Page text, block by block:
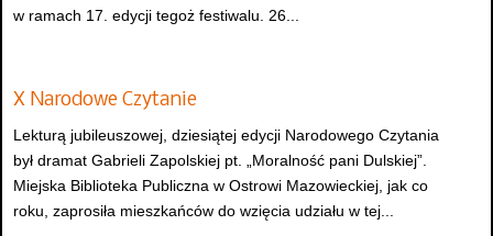
w ramach 17. edycji tegoż festiwalu. 26...
X Narodowe Czytanie
Lekturą jubileuszowej, dziesiątej edycji Narodowego Czytania
był dramat Gabrieli Zapolskiej pt. „Moralność pani Dulskiej”.
Miejska Biblioteka Publiczna w Ostrowi Mazowieckiej, jak co
roku, zaprosiła mieszkańców do wzięcia udziału w tej...